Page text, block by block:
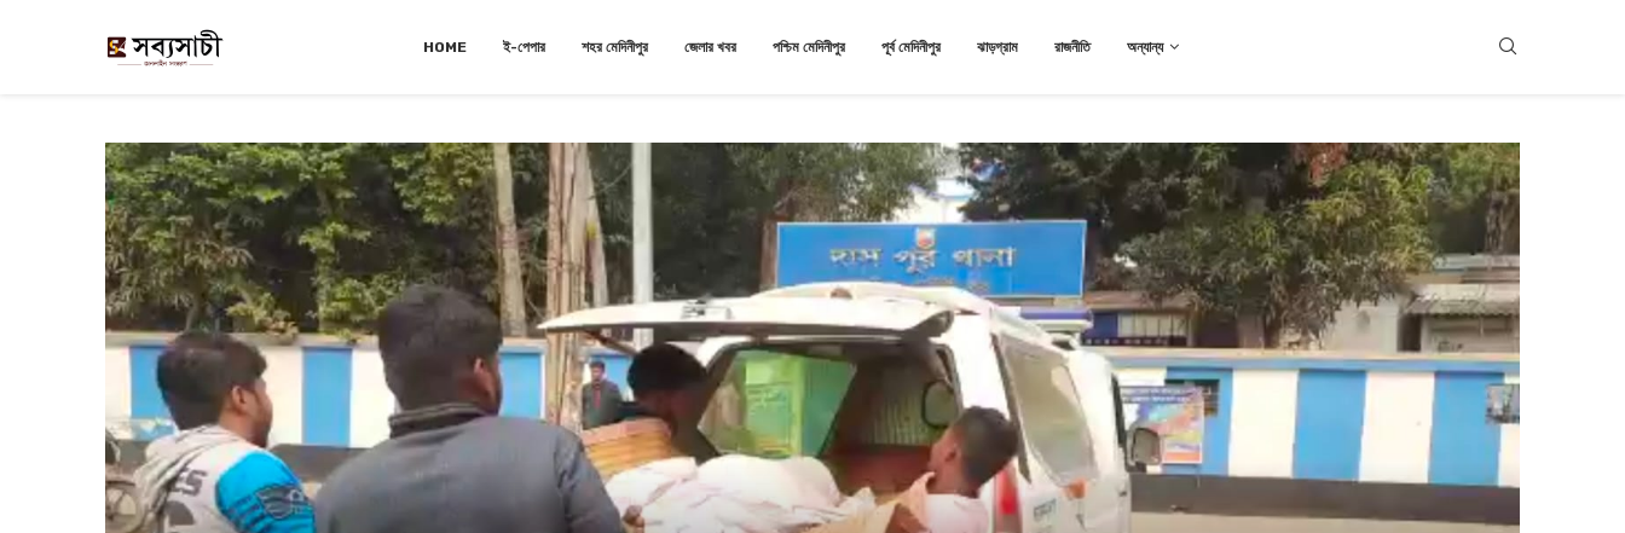
HOME ই-পেপার শহর মেদিনীপুর জেলার খবর পশ্চিম মেদিনীপুর পূর্ব মেদিনীপুর ঝাড়গ্রাম রাজনীতি অন্যান্য